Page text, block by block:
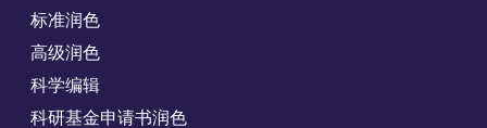
标准润色
高级润色
科学编辑
科研基金申请书润色